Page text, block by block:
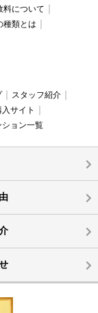
料について
種類とは
スタッフ紹介
サイト
ョン一覧